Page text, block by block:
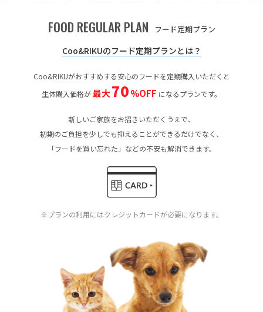
FOOD REGULAR PLAN フード定期プラン
Coo&RIKUのフード定期プランとは？
Coo&RIKUがおすすめする安心のフードを定期購入いただくと
生体購入価格が最大70%OFF になるプランです。
新しいご家族をお招きいただくうえで、
初期のご負担を少しでも抑えることができるだけでなく、
「フードを買い忘れた」などの不安も解消できます。
※プランの利用にはクレジットカードが必要になります。